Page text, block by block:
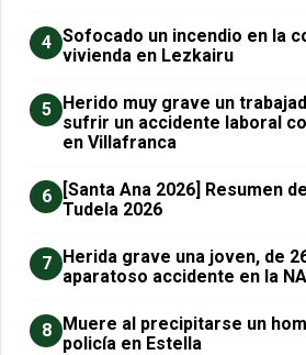
4 Sofocado un incendio en la
vivienda en Lezkairu
5 Herido muy grave un
sufrir un accidente laboral
en Villafranca
6
[Santa Ana 2026] Resumen
Tudela 2026
7 Herida grave una joven, de
aparatoso accidente en la
8 Muere al precipitarse un
policía en Estella